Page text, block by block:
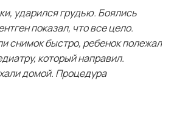
ударился грудью. Боялись
показал, что все цело.
снимок быстро, ребенок полежал
который направил.
домой. Процедура